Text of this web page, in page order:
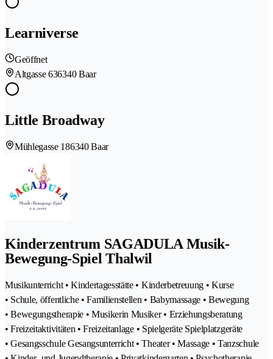
Learniverse
Geöffnet
Altgasse 636340 Baar
Little Broadway
Mühlegasse 186340 Baar
Kinderzentrum SAGADULA Musik-
Bewegung-Spiel Thalwil
Musikunterricht • Kindertagesstätte • Kinderbetreuung • Kurse
• Schule, öffentliche • Familienstellen • Babymassage • Bewegung
• Bewegungstherapie • Musikerin Musiker • Erziehungsberatung
• Freizeitaktivitäten • Freizeitanlage • Spielgeräte Spielplatzgeräte
• Gesangsschule Gesangsunterricht • Theater • Massage • Tanzschule